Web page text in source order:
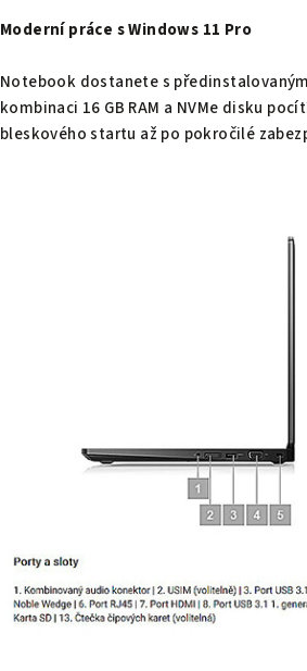
Moderní práce s Windows 11 Pro
Notebook dostanete s
kombinaci 16 GB RAM a NVMe disku
bleskového startu až po pokročilé